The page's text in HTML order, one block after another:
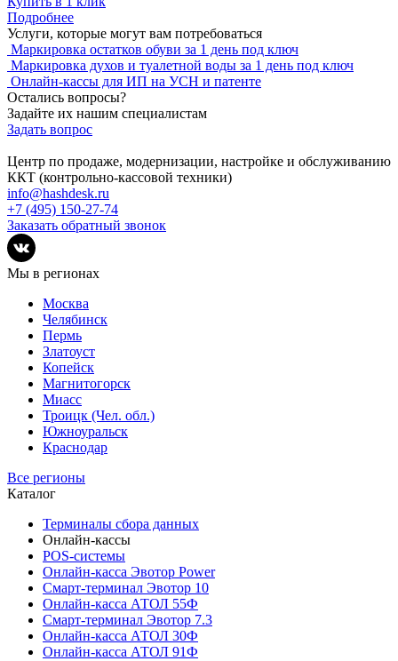
Подробнее
Услуги, которые могут вам потребоваться
Маркировка остатков обуви за 1 день под ключ
Маркировка духов и туалетной воды за 1 день под ключ
Онлайн-кассы для ИП на УСН и патенте
Остались вопросы?
Задайте их нашим специалистам
Задать вопрос
Центр по продаже, модернизации, настройке и обслуживанию
ККТ (контрольно-кассовой техники)
info@hashdesk.ru
+7 (495) 150-27-74
Заказать обратный звонок
Мы в регионах
Москва
Челябинск
Пермь
Златоуст
Копейск
Магнитогорск
Миасс
Троицк (Чел. обл.)
Южноуральск
Краснодар
Все регионы
Каталог
Терминалы сбора данных
Онлайн-кассы
POS-системы
Онлайн-касса Эвотор Power
Смарт-терминал Эвотор 10
Онлайн-касса АТОЛ 55Ф
Смарт-терминал Эвотор 7.3
Онлайн-касса АТОЛ 30Ф
Онлайн-касса АТОЛ 91Ф